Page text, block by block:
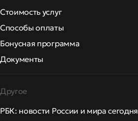
Стоимость услуг
Способы оплаты
Бонусная программа
Документы
Другое
РБК: новости России и мира сегодня